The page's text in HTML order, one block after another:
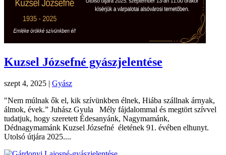
Kuzsel Józsefné gyászjelentése
szept 4, 2025 | Gyász
"Nem múlnak ők el, kik szívünkben élnek, Hiába szállnak árnyak,
álmok, évek.” Juhász Gyula Mély fájdalommal és megtört szívvel
tudatjuk, hogy szeretett Édesanyánk, Nagymamánk,
Dédnagymamánk Kuzsel Józsefné életének 91. évében elhunyt.
Utolsó útjára 2025....